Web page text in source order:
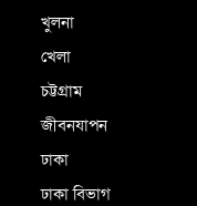
খুলনা
খেলা
চট্টগ্রাম
জীবনযাপন
ঢাকা
ঢাকা বিভাগ